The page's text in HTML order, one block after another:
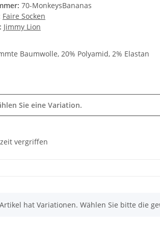
70-MonkeysBananas
Faire Socken
Jimmy Lion
Baumwolle, 20% Polyamid, 2% Elastan
Sie eine Variation.
vergriffen
hat Variationen. Wählen Sie bitte die